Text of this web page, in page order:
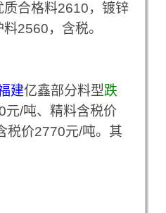
合格料2610，镀锌
2560，含税。
建亿鑫部分料型跌
元/吨、精料含税价
税价2770元/吨。其